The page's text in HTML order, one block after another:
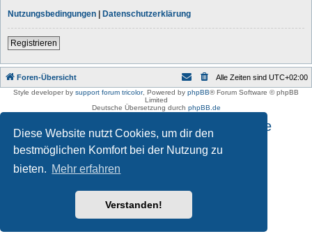
Diese Website nutzt Cookies, um dir den
bestmöglichen Komfort bei der Nutzung zu
bieten. Mehr erfahren
Verstanden!
Nutzungsbedingungen | Datenschutzerklärung
Registrieren
Foren-Übersicht Alle Zeiten sind UTC+02:00
Style developer by support forum tricolor, Powered by phpBB® Forum Software © phpBB
Limited
Deutsche Übersetzung durch phpBB.de
Impressum und Datenschutzhinweise